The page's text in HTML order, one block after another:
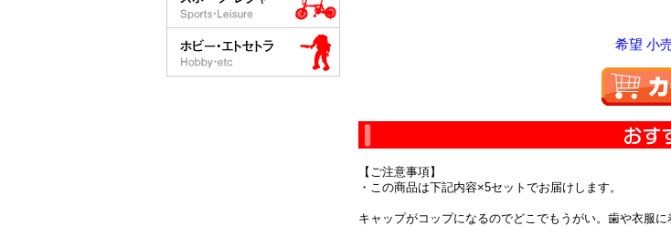
希望 小
【ご注意事項】
・この商品は下記内容×5セットでお届けします。
キャップがコップになるのでどこでもうがい。歯や衣服に